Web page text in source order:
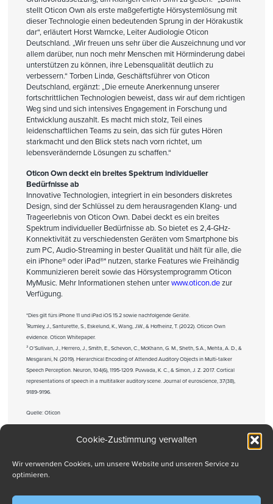
Cookie-Zustimmung verwalten
Wir verwenden Cookies, um unsere Website und unseren Service zu
optimieren.
stellt Oticon Own als erste maßgefertigte Hörsystemlösung mit
dieser Technologie einen bedeutenden Sprung in der Hörakustik
dar“, erläutert Horst Warncke, Leiter Audiologie Oticon
Deutschland. „Wir freuen uns sehr über die Auszeichnung und vor
allem darüber, nun noch mehr Menschen mit Hörminderung dabei
unterstützen zu können, ihre Lebensqualität deutlich zu
verbessern.“ Torben Lindø, Geschäftsführer von Oticon
Deutschland, ergänzt: „Die erneute Anerkennung unserer
fortschrittlichen Technologien beweist, dass wir auf dem richtigen
Weg sind und sich intensives Engagement in Forschung und
Entwicklung auszahlt. Es macht mich stolz, Teil eines
leidenschaftlichen Teams zu sein, das sich für gutes Hören
starkmacht und den Blick stets nach vorn richtet, um
lebensverändernde Lösungen zu schaffen.“
Oticon Own deckt ein breites Spektrum individueller
Bedürfnisse ab
Innovative Technologien, integriert in ein besonders diskretes
Design, sind der Schlüssel zu dem herausragenden Klang- und
Trageerlebnis von Oticon Own. Dabei deckt es ein breites
Spektrum individueller Bedürfnisse ab. So bietet es 2,4-GHz-
Konnektivität zu verschiedensten Geräten vom Smartphone bis
zum PC, Audio-Streaming in bester Qualität und hält für alle, die
ein iPhone® oder iPad®* nutzen, starke Features wie Freihändig
Kommunizieren bereit sowie das Hörsystemprogramm Oticon
MyMusic. Mehr Informationen stehen unterwww.oticon.dezur
Verfügung.
*Dies gilt fürs iPhone 11 und iPad iOS 15.2 sowie nachfolgende Geräte.
¹Rumley, J., Santurette, S., Eskelund, K., Wang, J.W., & Hofheinz, T. (2022). Oticon Own
evidence. Oticon Whitepaper.
² O’Sullivan, J., Herrero, J., Smith, E., Schevon, C., McKhann, G. M., Sheth, S.A., Mehta, A. D., &
Mesgarani, N. (2019). Hierarchical Encoding of Attended Auditory Objects in Multi-talker
Speech Perception. Neuron, 104(6), 1195-1209. Puvvada, K. C., & Simon, J. Z. 2017. Cortical
representations of speech in a multitalker auditory scene. Journal of euroscience, 37(38),
9189-9196.
Quelle: Oticon